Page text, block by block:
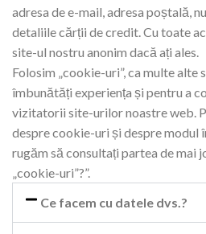
adresa de e-mail, adresa poștală,
detaliile cărții de credit. Cu toate
site-ul nostru anonim dacă ați ales.
Folosim „cookie-uri”, ca multe alte
îmbunătăți experiența și pentru a
vizitatorii site-urilor noastre web.
despre cookie-uri și despre modul
rugăm să consultați partea de mai
„cookie-uri”?”.
Ce facem cu datele dvs.?